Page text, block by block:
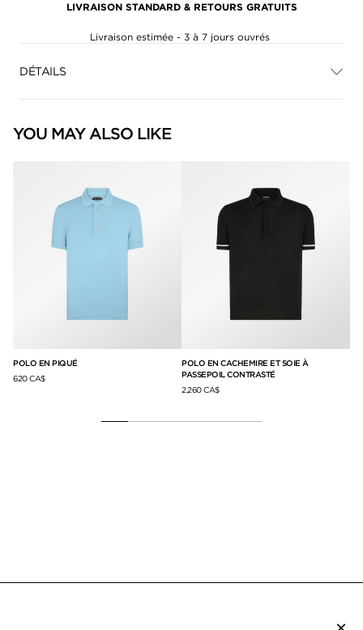
LIVRAISON STANDARD & RETOURS GRATUITS
Livraison estimée - 3 à 7 jours ouvrés
DÉTAILS
YOU MAY ALSO LIKE
POLO EN PIQUÉ
620 CA$
POLO EN CACHEMIRE ET SOIE À
PASSEPOIL CONTRASTÉ
2,260 CA$